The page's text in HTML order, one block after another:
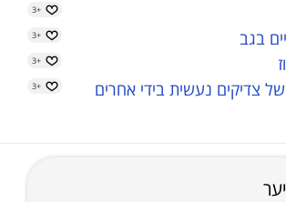
+3
בגב +3
+3
צדיקים נעשית בידי אחרים +3